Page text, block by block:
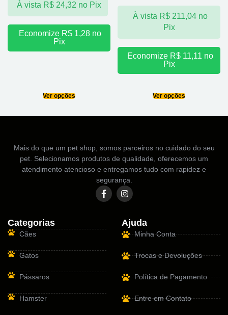
À vista R$24,32 no Pix
Economize R$ 1,28 no
Pix
Ver opções
À vista R$211,04 no
Pix
Economize R$11,11 no
Pix
Ver opções
Mais do que um pet shop, somos parceiros no cuidado do seu
pet. Selecionamos produtos de qualidade, oferecemos um
atendimento atencioso e entregamos tudo com rapidez e
segurança.
Categorias
Cães
Gatos
Pássaros
Hamster
Ajuda
Minha Conta
Trocas e Devoluções
Política de Pagamento
Entre em Contato